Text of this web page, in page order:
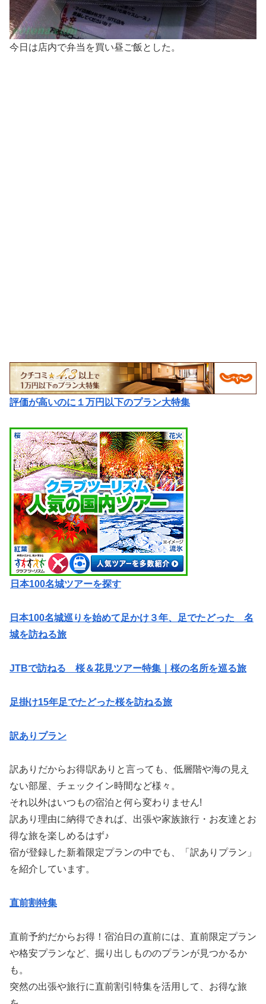
今日は店内で弁当を買い昼ご飯とした。
評価が高いのに１万円以下のプラン大特集
日本100名城ツアーを探す
日本100名城巡りを始めて足かけ３年、足でたどった 名
城を訪ねる旅
JTBで訪ねる 桜＆花見ツアー特集｜桜の名所を巡る旅
足掛け15年足でたどった桜を訪ねる旅
訳ありプラン
訳ありだからお得!訳ありと言っても、低層階や海の見え
ない部屋、チェックイン時間など様々。
それ以外はいつもの宿泊と何ら変わりません!
訳あり理由に納得できれば、出張や家族旅行・お友達とお
得な旅を楽しめるはず♪
宿が登録した新着限定プランの中でも、「訳ありプラン」
を紹介しています。
直前割特集
直前予約だからお得！宿泊日の直前には、直前限定プラン
や格安プランなど、掘り出しもののプランが見つかるか
も。
突然の出張や旅行に直前割引特集を活用して、お得な旅